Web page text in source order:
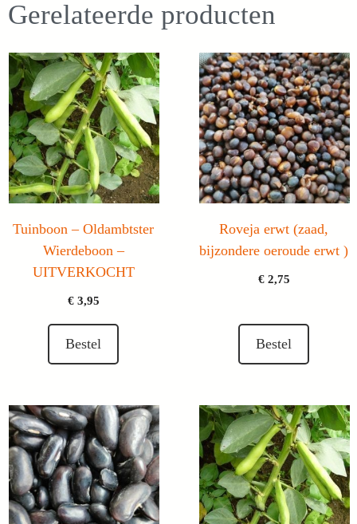
Gerelateerde producten
Tuinboon – Oldambtster
Wierdeboon –
UITVERKOCHT
€3,95
Bestel
Roveja erwt (zaad,
bijzondere oeroude erwt )
€2,75
Bestel